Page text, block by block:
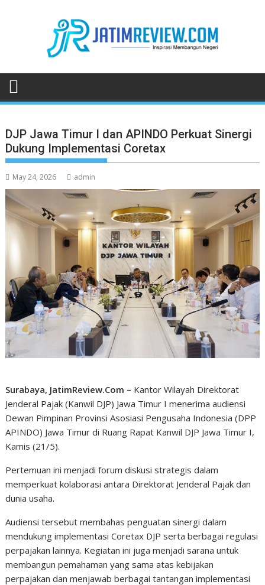
DJP Jawa Timur I dan APINDO Perkuat Sinergi
Dukung Implementasi Coretax
May 24, 2026 admin
Surabaya, JatimReview.Com – Kantor Wilayah Direktorat
Jenderal Pajak (Kanwil DJP) Jawa Timur I menerima audiensi
Dewan Pimpinan Provinsi Asosiasi Pengusaha Indonesia (DPP
APINDO) Jawa Timur di Ruang Rapat Kanwil DJP Jawa Timur I,
Kamis (21/5).
Pertemuan ini menjadi forum diskusi strategis dalam
memperkuat kolaborasi antara Direktorat Jenderal Pajak dan
dunia usaha.
Audiensi tersebut membahas penguatan sinergi dalam
mendukung implementasi Coretax DJP serta berbagai regulasi
perpajakan lainnya. Kegiatan ini juga menjadi sarana untuk
membangun pemahaman yang sama atas kebijakan
perpajakan dan menjawab berbagai tantangan implementasi